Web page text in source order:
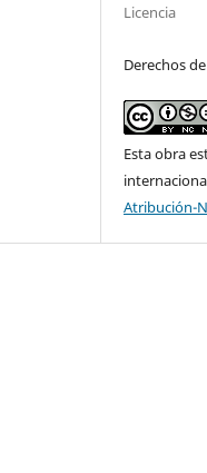
Licencia
Derechos
Esta obra
Atribución-